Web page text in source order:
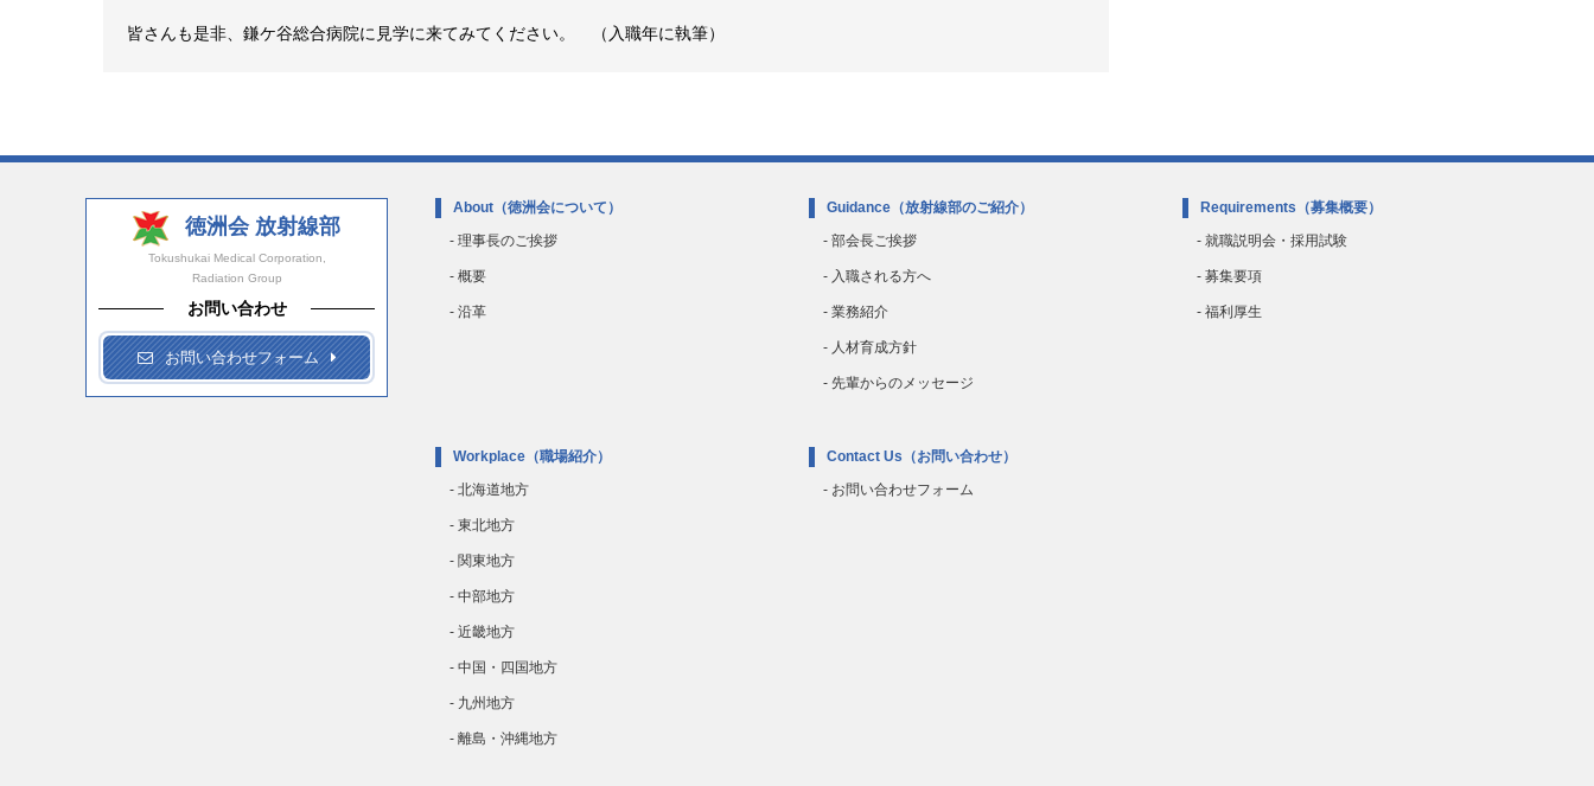
皆さんも是非、鎌ケ谷総合病院に見学に来てみてください。 （入職年に執筆）
徳洲会 放射線部
Tokushukai Medical Corporation,
Radiation Group
お問い合わせ
お問い合わせフォーム
About （徳洲会について）
- 理事長のご挨拶
- 概要
- 沿革
Guidance （放射線部のご紹介）
- 部会長ご挨拶
- 入職される方へ
- 業務紹介
- 人材育成方針
- 先輩からのメッセージ
Requirements （募集概要）
- 就職説明会・採用試験
- 募集要項
- 福利厚生
Workplace （職場紹介）
- 北海道地方
- 東北地方
- 関東地方
- 中部地方
- 近畿地方
- 中国・四国地方
- 九州地方
- 離島・沖縄地方
Contact Us （お問い合わせ）
- お問い合わせフォーム